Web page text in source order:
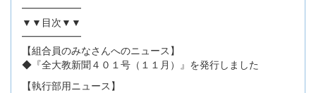
━━━━━━
▼▼目次▼▼
━━━━━━
【組合員のみなさんへのニュース】
◆『全大教新聞４０１号（１１月）』を発行しました
【執行部用ニュース】